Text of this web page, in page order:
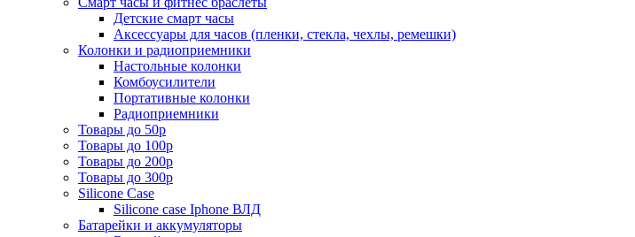
Детские смарт часы
Аксессуары для часов (пленки, стекла, чехлы, ремешки)
Колонки и радиоприемники
Настольные колонки
Комбоусилители
Портативные колонки
Радиоприемники
Товары до 50р
Товары до 100р
Товары до 200р
Товары до 300р
Silicone Case
Silicone case Iphone ВЛД
Батарейки и аккумуляторы